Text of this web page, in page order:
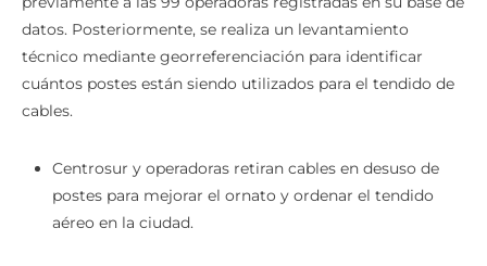
datos. Posteriormente, se realiza un levantamiento
técnico mediante georreferenciación para identificar
cuántos postes están siendo utilizados para el tendido de
cables.
Centrosur y operadoras retiran cables en desuso de
postes para mejorar el ornato y ordenar el tendido
aéreo en la ciudad.